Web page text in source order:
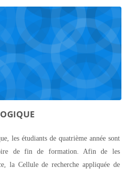
les étudiants de quatrième année sont
de fin de formation. Afin de les
la Cellule de recherche appliquée de